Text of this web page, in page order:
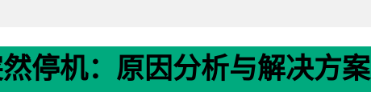
停机：原因分析与解决方案